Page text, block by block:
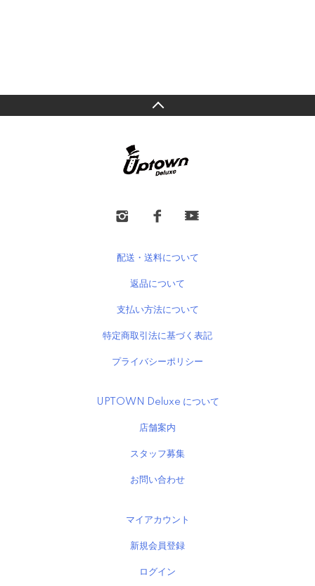
配送・送料について
返品について
支払い方法について
特定商取引法に基づく表記
プライバシーポリシー
UPTOWN Deluxe について
店舗案内
スタッフ募集
お問い合わせ
マイアカウント
新規会員登録
ログイン